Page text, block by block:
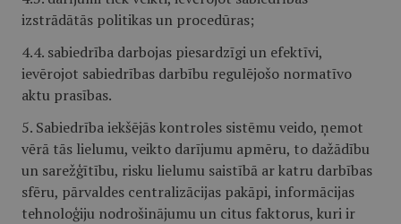
izstrādātās politikas un procedūras;
4.4. sabiedrība darbojas piesardzīgi un efektīvi,
ievērojot sabiedrības darbību regulējošo normatīvo
aktu prasības.
5. Sabiedrība iekšējās kontroles sistēmu veido, ņemot
vērā tās lielumu, veikto darījumu apmēru, to dažādību
un sarežģītību, risku lielumu saistībā ar katru darbības
sfēru, pārvaldes centralizācijas pakāpi, informācijas
tehnoloģiju nodrošinājumu un citus faktorus, kuri ir